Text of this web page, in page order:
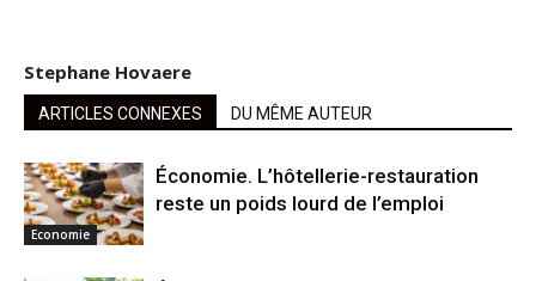
Stephane Hovaere
ARTICLES CONNEXES DU MÊME AUTEUR
Economie
Économie. L’hôtellerie-restauration
reste un poids lourd de l’emploi